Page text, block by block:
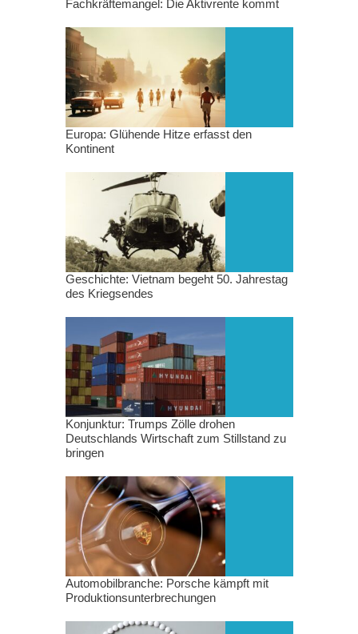
Fachkräftemangel: Die Aktivrente kommt
Europa: Glühende Hitze erfasst den
Kontinent
Geschichte: Vietnam begeht 50. Jahrestag
des Kriegsendes
Konjunktur: Trumps Zölle drohen
Deutschlands Wirtschaft zum Stillstand zu
bringen
Automobilbranche: Porsche kämpft mit
Produktionsunterbrechungen